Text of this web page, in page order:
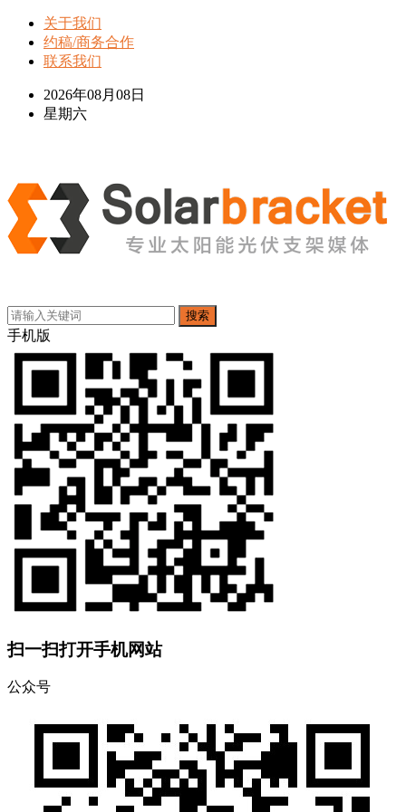
关于我们
约稿/商务合作
联系我们
2026年08月08日
星期六
搜索
手机版
扫一扫打开手机网站
公众号